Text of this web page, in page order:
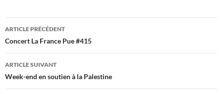
Navigation
des
articles
ARTICLE PRÉCÉDENT
Concert La France Pue #415
ARTICLE SUIVANT
Week-end en soutien à la Palestine